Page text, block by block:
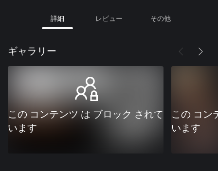
詳細 レビュー その他
ギャラリー
この コンテンツ は ブロック されて
います
この コン
います